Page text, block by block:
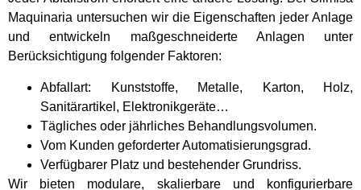
Maquinaria untersuchen wir die Eigenschaften jeder Anlage
und entwickeln maßgeschneiderte Anlagen unter
Berücksichtigung folgender Faktoren:
Abfallart: Kunststoffe, Metalle, Karton, Holz,
Sanitärartikel, Elektronikgeräte…
Tägliches oder jährliches Behandlungsvolumen.
Vom Kunden geforderter Automatisierungsgrad.
Verfügbarer Platz und bestehender Grundriss.
Wir bieten modulare, skalierbare und konfigurierbare